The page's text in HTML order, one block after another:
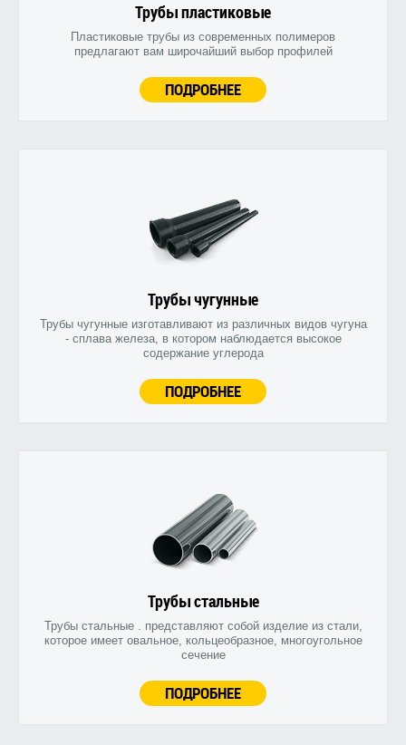
Трубы пластиковые
Пластиковые трубы из современных полимеров
предлагают вам широчайший выбор профилей
ПОДРОБНЕЕ
Трубы чугунные
Трубы чугунные изготавливают из различных видов чугуна
- сплава железа, в котором наблюдается высокое
содержание углерода
ПОДРОБНЕЕ
Трубы стальные
Трубы стальные . представляют собой изделие из стали,
которое имеет овальное, кольцеобразное, многоугольное
сечение
ПОДРОБНЕЕ